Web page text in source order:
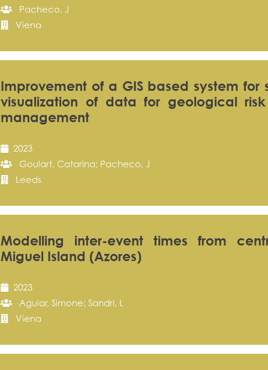
Pacheco, J
Viena
Improvement of a GIS based system for
visualization of data for geological
management
2023
Goulart, Catarina; Pacheco, J
Leeds
Modelling inter-event times from
Miguel Island (Azores)
2023
Aguiar, Simone; Sandri, L
Viena